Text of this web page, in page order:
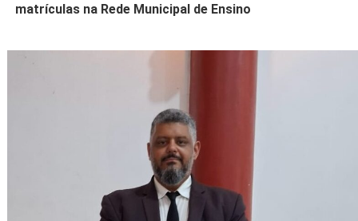
matrículas na Rede Municipal de Ensino